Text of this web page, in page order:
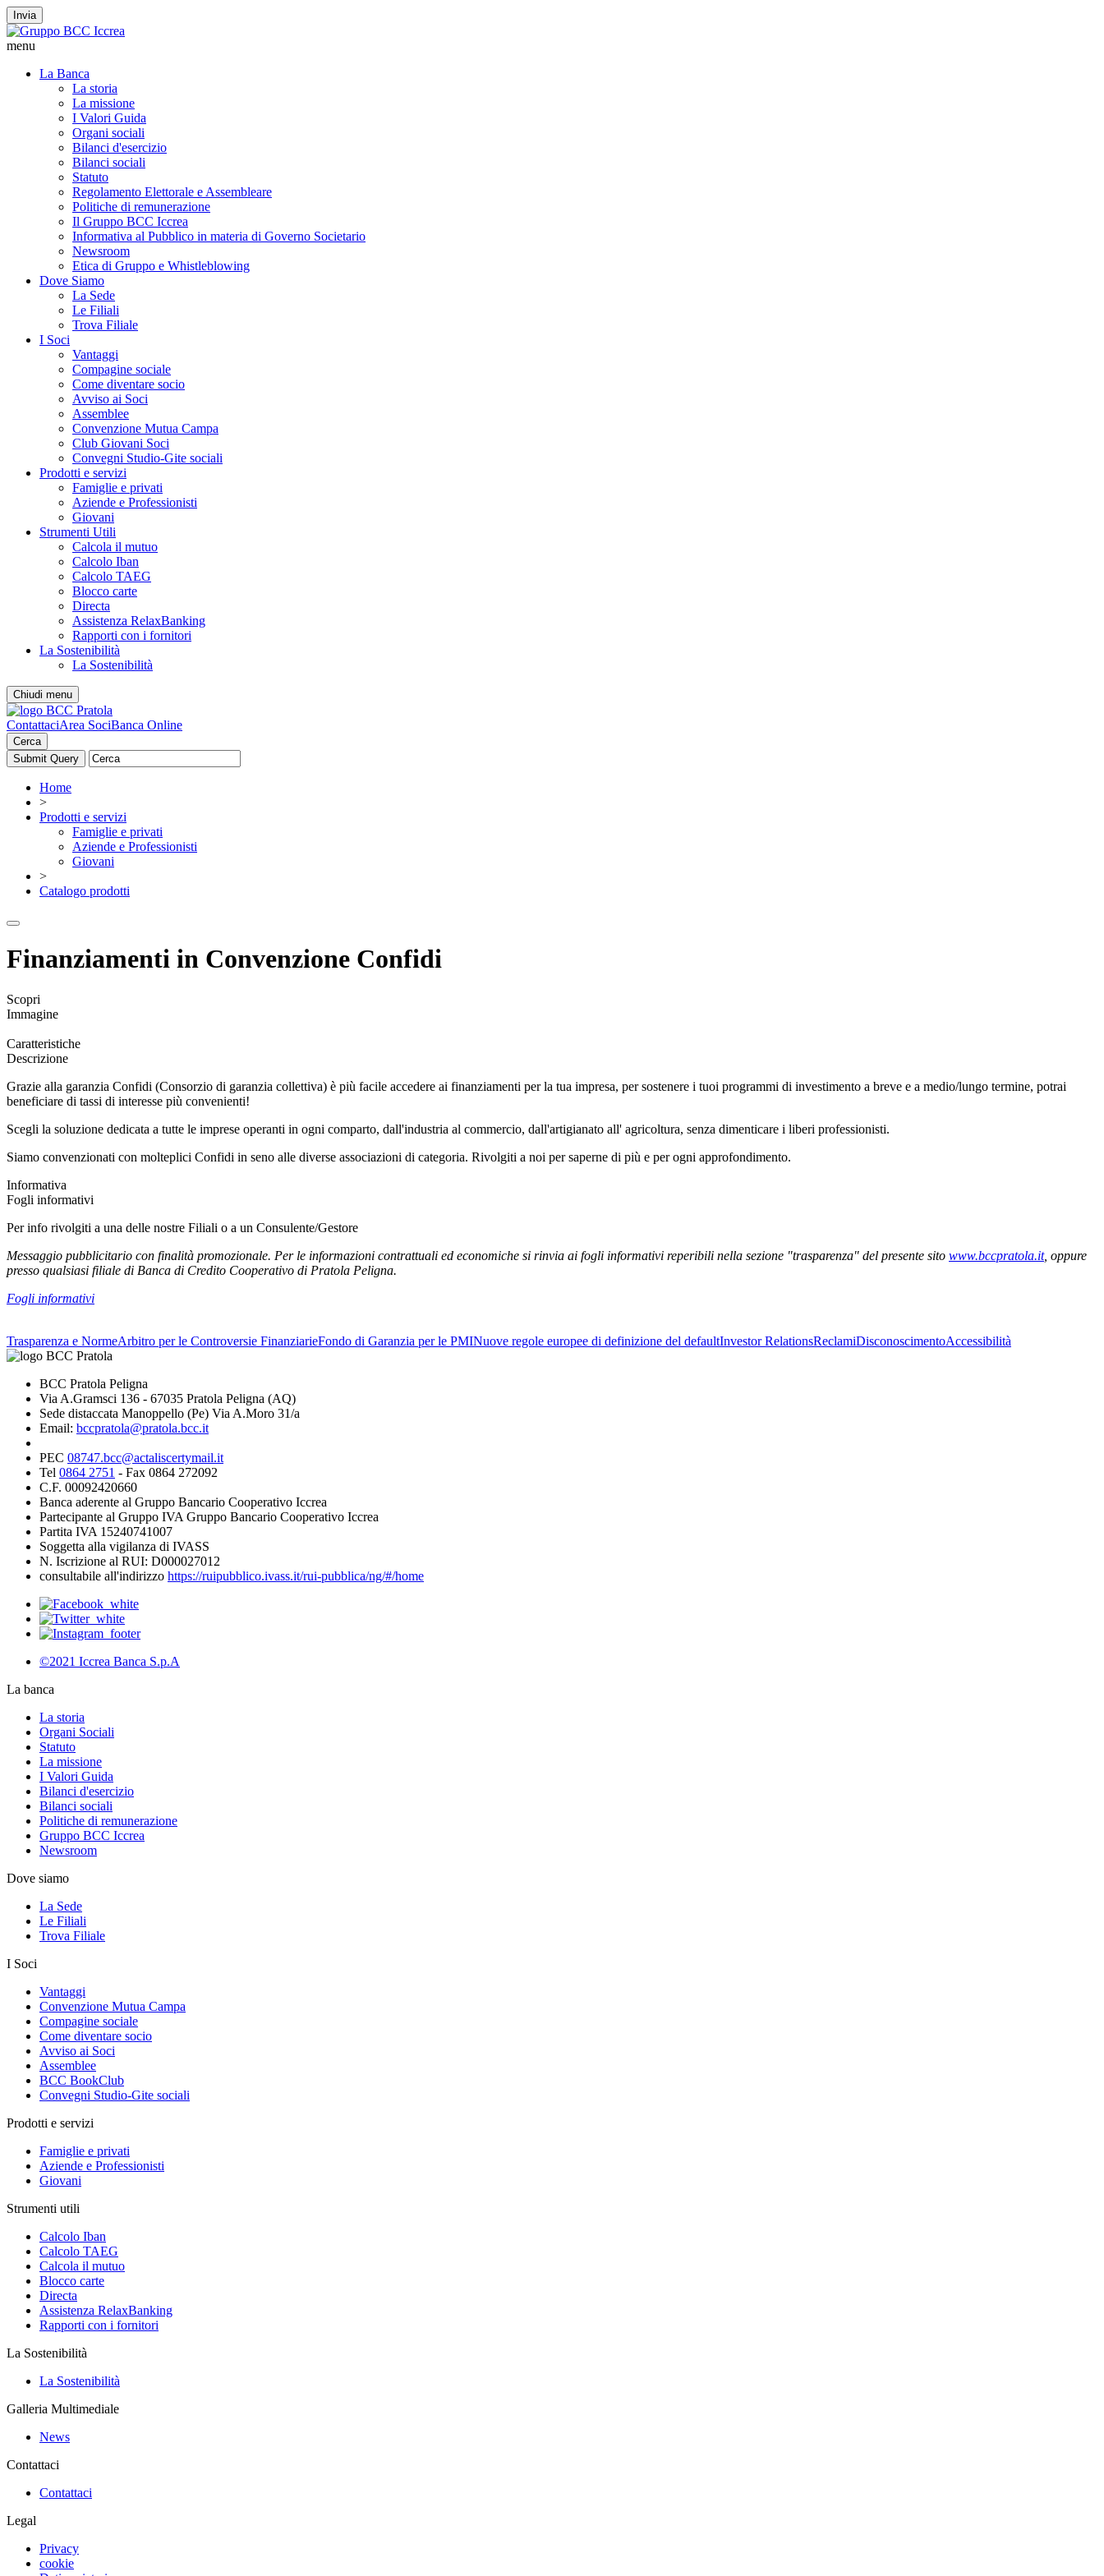
Invia
menu
La Banca
La storia
La missione
I Valori Guida
Organi sociali
Bilanci d'esercizio
Bilanci sociali
Statuto
Regolamento Elettorale e Assembleare
Politiche di remunerazione
Il Gruppo BCC Iccrea
Informativa al Pubblico in materia di Governo Societario
Newsroom
Etica di Gruppo e Whistleblowing
Dove Siamo
La Sede
Le Filiali
Trova Filiale
I Soci
Vantaggi
Compagine sociale
Come diventare socio
Avviso ai Soci
Assemblee
Convenzione Mutua Campa
Club Giovani Soci
Convegni Studio-Gite sociali
Prodotti e servizi
Famiglie e privati
Aziende e Professionisti
Giovani
Strumenti Utili
Calcola il mutuo
Calcolo Iban
Calcolo TAEG
Blocco carte
Directa
Assistenza RelaxBanking
Rapporti con i fornitori
La Sostenibilità
La Sostenibilità
Chiudi menu
ContattaciArea SociBanca Online
Cerca
Home
>
Prodotti e servizi
Famiglie e privati
Aziende e Professionisti
Giovani
>
Catalogo prodotti
Finanziamenti in Convenzione Confidi
Scopri
Immagine
Caratteristiche
Descrizione
Grazie alla garanzia Confidi (Consorzio di garanzia collettiva) è più facile accedere ai finanziamenti per la tua impresa, per sostenere i tuoi programmi di investimento a breve e a medio/lungo termine, potrai
beneficiare di tassi di interesse più convenienti!
Scegli la soluzione dedicata a tutte le imprese operanti in ogni comparto, dall'industria al commercio, dall'artigianato all' agricoltura, senza dimenticare i liberi professionisti.
Siamo convenzionati con molteplici Confidi in seno alle diverse associazioni di categoria. Rivolgiti a noi per saperne di più e per ogni approfondimento.
Informativa
Fogli informativi
Per info rivolgiti a una delle nostre Filiali o a un Consulente/Gestore
Messaggio pubblicitario con finalità promozionale. Per le informazioni contrattuali ed economiche si rinvia ai fogli informativi reperibili nella sezione "trasparenza" del presente sito www.bccpratola.it, oppure
presso qualsiasi filiale di Banca di Credito Cooperativo di Pratola Peligna.
Fogli informativi
Trasparenza e NormeArbitro per le Controversie FinanziarieFondo di Garanzia per le PMINuove regole europee di definizione del defaultInvestor RelationsReclamiDisconoscimentoAccessibilità
BCC Pratola Peligna
Via A.Gramsci 136 - 67035 Pratola Peligna (AQ)
Sede distaccata Manoppello (Pe) Via A.Moro 31/a
Email: bccpratola@pratola.bcc.it
PEC 08747.bcc@actaliscertymail.it
Tel 0864 2751 - Fax 0864 272092
C.F. 00092420660
Banca aderente al Gruppo Bancario Cooperativo Iccrea
Partecipante al Gruppo IVA Gruppo Bancario Cooperativo Iccrea
Partita IVA 15240741007
Soggetta alla vigilanza di IVASS
N. Iscrizione al RUI: D000027012
consultabile all'indirizzo https://ruipubblico.ivass.it/rui-pubblica/ng/#/home
©2021 Iccrea Banca S.p.A
La banca
La storia
Organi Sociali
Statuto
La missione
I Valori Guida
Bilanci d'esercizio
Bilanci sociali
Politiche di remunerazione
Gruppo BCC Iccrea
Newsroom
Dove siamo
La Sede
Le Filiali
Trova Filiale
I Soci
Vantaggi
Convenzione Mutua Campa
Compagine sociale
Come diventare socio
Avviso ai Soci
Assemblee
BCC BookClub
Convegni Studio-Gite sociali
Prodotti e servizi
Famiglie e privati
Aziende e Professionisti
Giovani
Strumenti utili
Calcolo Iban
Calcolo TAEG
Calcola il mutuo
Blocco carte
Directa
Assistenza RelaxBanking
Rapporti con i fornitori
La Sostenibilità
La Sostenibilità
Galleria Multimediale
News
Contattaci
Contattaci
Legal
Privacy
cookie